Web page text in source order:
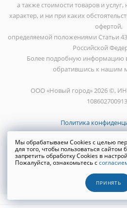
а также стоимости товаров и
характер, и ни при каких
офертой,
определяемой положениями Статьи
Российской
Более подробную информацию
обратившись к нашим
ООО «Новый город» 2026 ©,
Политика
Создание сайта
Мы обрабатываем Cookies с целью
для того, чтобы пользоваться
запретить обработку Cookies в
Пожалуйста, ознакомьтесь с
ПРИНЯТЬ